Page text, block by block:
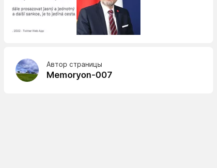
Автор страницы
Memoryon-007